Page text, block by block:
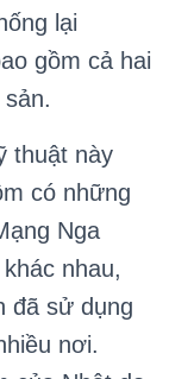
lại
gồm cả hai
thuật này
có những
Nga
nhau,
đã sử dụng
nơi.